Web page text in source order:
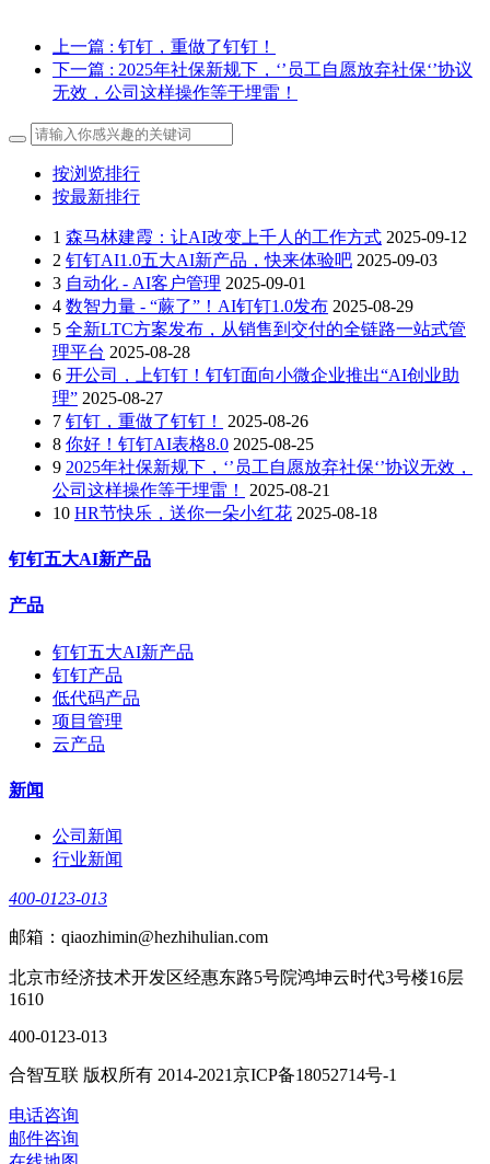
上一篇 : 钉钉，重做了钉钉！
下一篇 : 2025年社保新规下，‘’员工自愿放弃社保‘’协议
无效，公司这样操作等于埋雷！
按浏览排行
按最新排行
1 森马林建霞：让AI改变上千人的工作方式 2025-09-12
2 钉钉AI1.0五大AI新产品，快来体验吧 2025-09-03
3 自动化 - AI客户管理 2025-09-01
4 数智力量 - “蕨了”！AI钉钉1.0发布 2025-08-29
5 全新LTC方案发布，从销售到交付的全链路一站式管
理平台 2025-08-28
6 开公司，上钉钉！钉钉面向小微企业推出“AI创业助
理” 2025-08-27
7 钉钉，重做了钉钉！
2025-08-26
8 你好！钉钉AI表格8.0 2025-08-25
9 2025年社保新规下，‘’员工自愿放弃社保‘’协议无效，
公司这样操作等于埋雷！
2025-08-21
10 HR节快乐，送你一朵小红花 2025-08-18
钉钉五大AI新产品
产品
钉钉五大AI新产品
钉钉产品
低代码产品
项目管理
云产品
新闻
公司新闻
行业新闻
400-0123-013
邮箱：qiaozhimin@hezhihulian.com
北京市经济技术开发区经惠东路5号院鸿坤云时代3号楼16层
1610
400-0123-013
合智互联 版权所有 2014-2021京ICP备18052714号-1
电话咨询
邮件咨询